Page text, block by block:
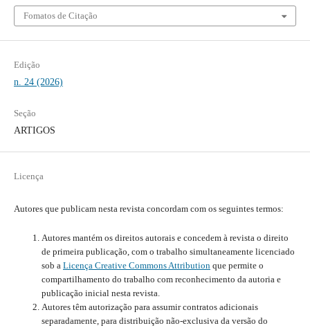
Fomatos de Citação
Edição
n. 24 (2026)
Seção
ARTIGOS
Licença
Autores que publicam nesta revista concordam com os seguintes termos:
Autores mantém os direitos autorais e concedem à revista o direito
de primeira publicação, com o trabalho simultaneamente licenciado
sob a Licença Creative Commons Attribution que permite o
compartilhamento do trabalho com reconhecimento da autoria e
publicação inicial nesta revista.
Autores têm autorização para assumir contratos adicionais
separadamente, para distribuição não-exclusiva da versão do